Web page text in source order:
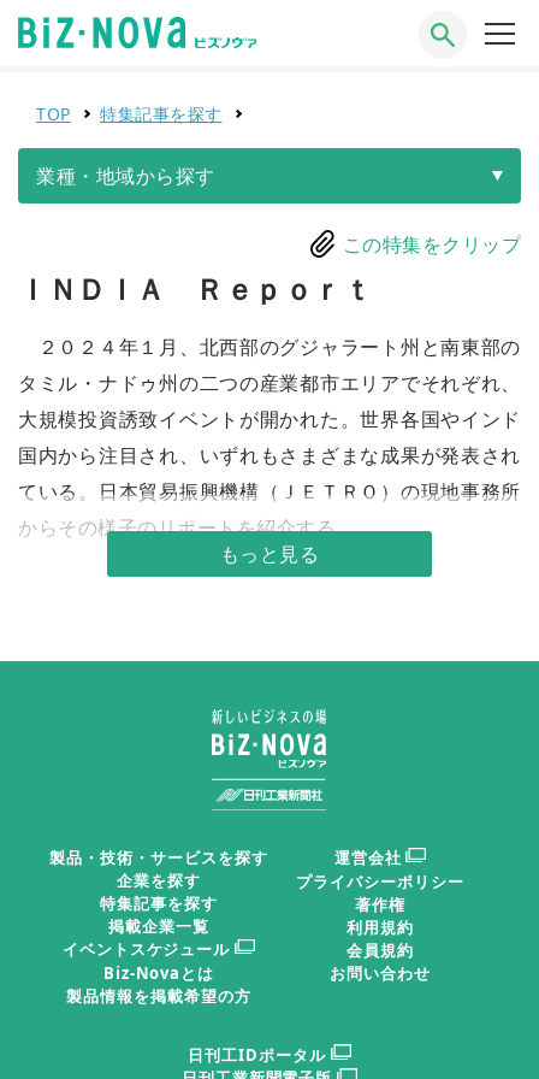
TOP 特集記事を探す
業種・地域から探す
この特集をクリップ
ＩＮＤＩＡ Ｒｅｐｏｒｔ
２０２４年１月、北西部のグジャラート州と南東部の
タミル・ナドゥ州の二つの産業都市エリアでそれぞれ、
大規模投資誘致イベントが開かれた。世界各国やインド
国内から注目され、いずれもさまざまな成果が発表され
ている。日本貿易振興機構（ＪＥＴＲＯ）の現地事務所
からその様子のリポートを紹介する。
雇用２６９万人創出
タミル・ナドゥ州ラジャア商
工大臣（左から３人目）がジ
ャパンパビリオンのチェンナ
イ日本商工会を訪問
（執筆：ジェトロ チェンナ
１月７―８日にかけてタミ
「グローバル・インベスター
ズ・ミート（ＧＩＭ）」が開
催された。企業誘致・投資誘
致で経済成長を目指す方針を明確にしている同州にとっ
期中、州政府は６兆６４１８億ルピー（１１兆２９１０
製品・技術・サービスを探す
企業を探す
特集記事を探す
掲載企業一覧
イベントスケジュール
Biz-Novaとは
製品情報を掲載希望の方
運営会社
プライバシーポリシー
著作権
利用規約
会員規約
お問い合わせ
日刊工IDポータル